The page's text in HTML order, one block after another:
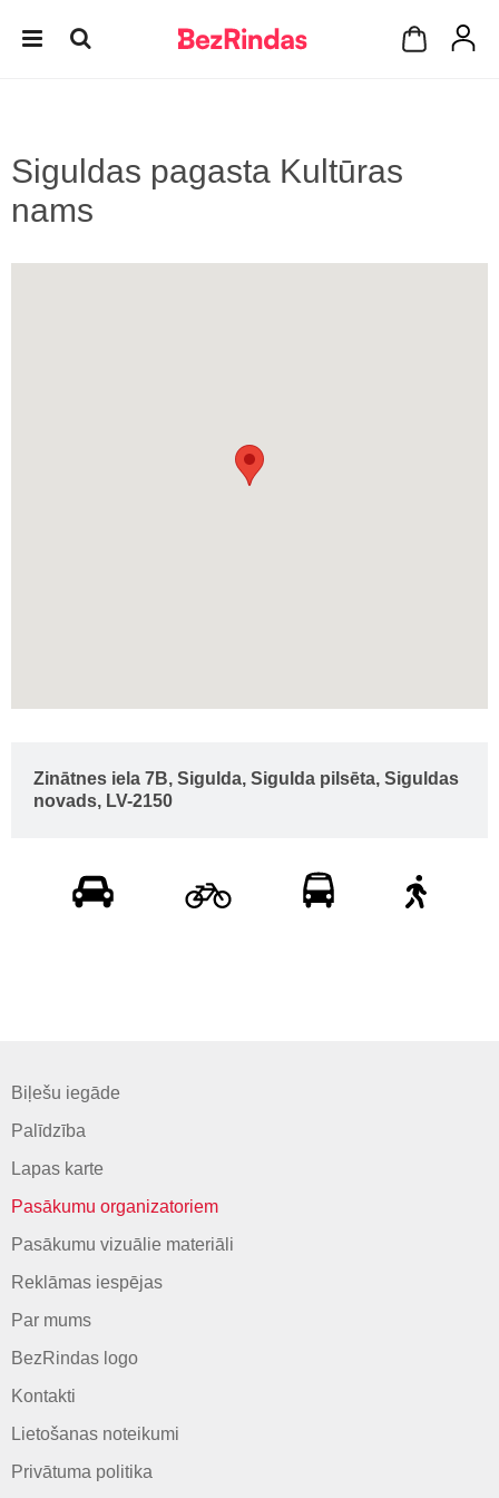
Siguldas pagasta Kultūras
nams
Zinātnes iela 7B, Sigulda, Sigulda pilsēta, Siguldas
novads, LV-2150
Biļešu iegāde
Palīdzība
Lapas karte
Pasākumu organizatoriem
Pasākumu vizuālie materiāli
Reklāmas iespējas
Par mums
BezRindas logo
Kontakti
Lietošanas noteikumi
Privātuma politika